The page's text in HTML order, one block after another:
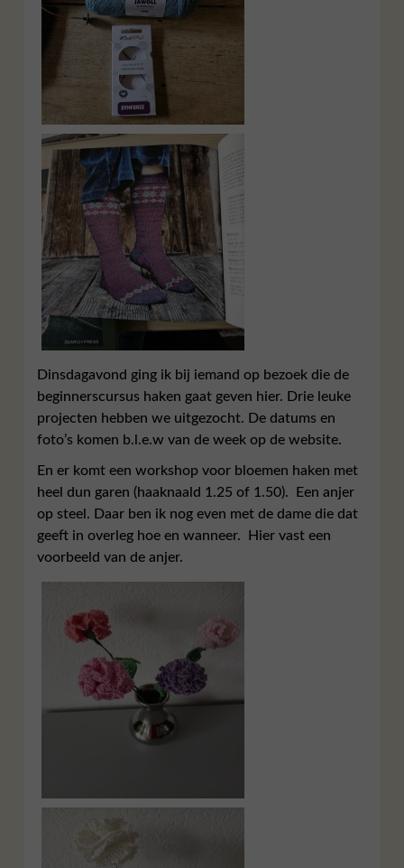
Dinsdagavond ging ik bij iemand op bezoek die de
beginnerscursus haken gaat geven hier. Drie leuke
projecten hebben we uitgezocht. De datums en
foto’s komen b.l.e.w van de week op de website.
En er komt een workshop voor bloemen haken met
heel dun garen (haaknaald 1.25 of 1.50). Een anjer
op steel. Daar ben ik nog even met de dame die dat
geeft in overleg hoe en wanneer. Hier vast een
voorbeeld van de anjer.